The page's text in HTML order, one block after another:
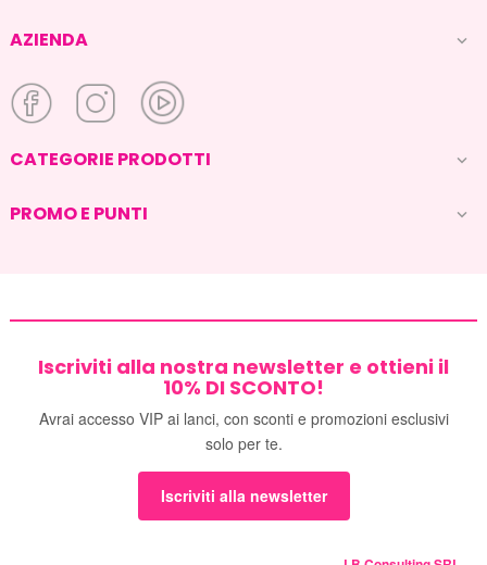
AZIENDA 
CATEGORIE PRODOTTI 
PROMO E PUNTI 
Iscriviti alla nostra newsletter e ottieni il
10% DI SCONTO!
Avrai accesso VIP ai lanci, con sconti e promozioni esclusivi
solo per te.
Iscriviti alla newsletter